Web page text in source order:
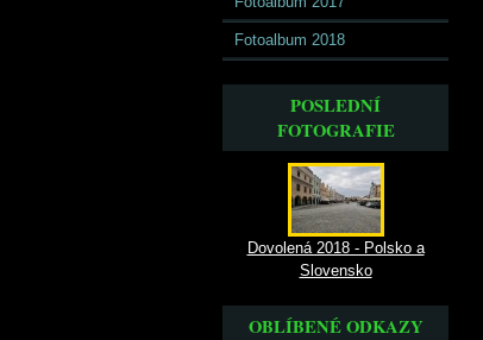
Fotoalbum 2018
POSLEDNÍ
FOTOGRAFIE
Dovolená 2018 - Polsko a
Slovensko
OBLÍBENÉ ODKAZY